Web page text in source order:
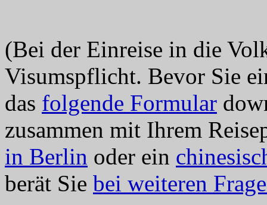
(Bei der Einreise in die
Visumspflicht. Bevor Sie
das folgende Formular
zusammen mit Ihrem
in Berlin oder ein
berät Sie bei weiteren